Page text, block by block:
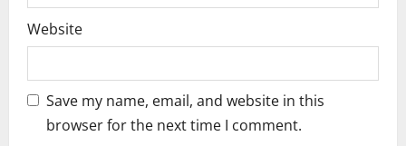
Website
Save my name, email, and website in this
browser for the next time I comment.